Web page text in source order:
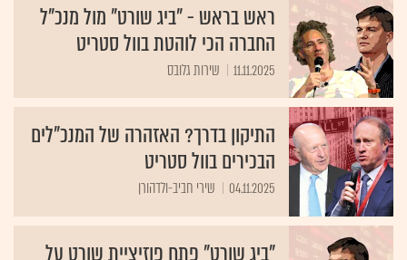
ראש בראש - "ביג שורט" מול מנכ"ל
החברה הכי לוהטת בוול סטריט
11.11.2025 שירות גלובס
התיקון בדרך? האזהרה של המנכ"לים
הבכירים בוול סטריט
04.11.2025 שירי חביב-ולדהורן
"ביג שורט" פתח פוזיציית שורט על